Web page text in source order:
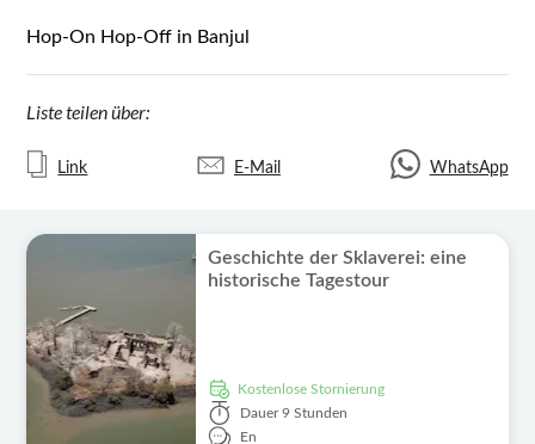
Hop-On Hop-Off in Banjul
Liste teilen über:
Link E-Mail WhatsApp
Geschichte der Sklaverei: eine
historische Tagestour
kostenlose Stornierung
Dauer 9 Stunden
En